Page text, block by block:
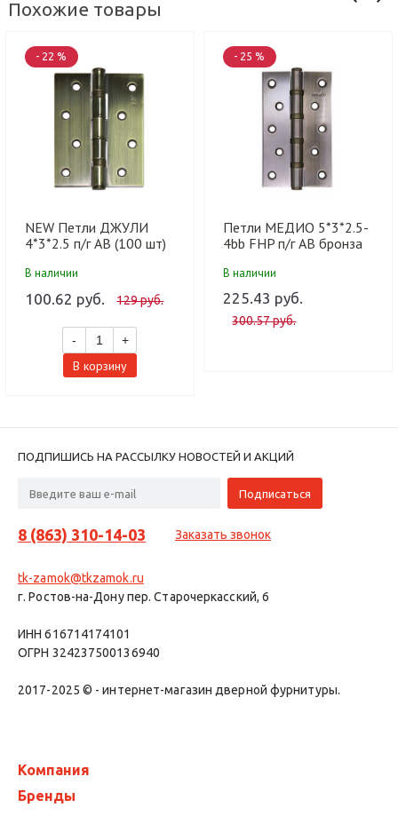
Похожие товары
- 22 %
NEW Петли ДЖУЛИ
4*3*2.5 п/г AB (100 шт)
В наличии
100.62 руб. 129 руб.
- +
В корзину
- 25 %
Петли МЕДИО 5*3*2.5-
4bb FHP п/г AB бронза
В наличии
225.43 руб.
300.57 руб.
ПОДПИШИСЬ НА РАССЫЛКУ НОВОСТЕЙ И АКЦИЙ
8 (863) 310-14-03 Заказать звонок
tk-zamok@tkzamok.ru
г. Ростов-на-Дону пер. Старочеркасский, 6
ИНН 616714174101
ОГРН 324237500136940
2017-2025 © - интернет-магазин дверной фурнитуры.
Компания
Бренды